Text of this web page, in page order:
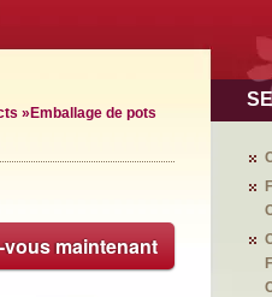
» Emballage de pots
maintenant